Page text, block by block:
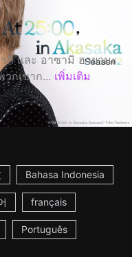
กิ และ อาซามิ ฮายามะ
กเขาก... เพิ่มเติม
Bahasa Indonesia
français
Português